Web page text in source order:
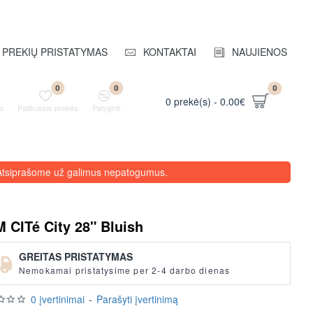
PREKIŲ PRISTATYMAS KONTAKTAI NAUJIENOS
Patikusios prekės
0
Palyginti
0
0 prekė(s) - 0.00€
0
už galimus nepatogumus.
CITé City 28" Bluish
0 įvertinimai - Parašyti įvertinimą
GREITAS PRISTATYMAS
Nemokamai pristatysime per 2-4 darbo dienas